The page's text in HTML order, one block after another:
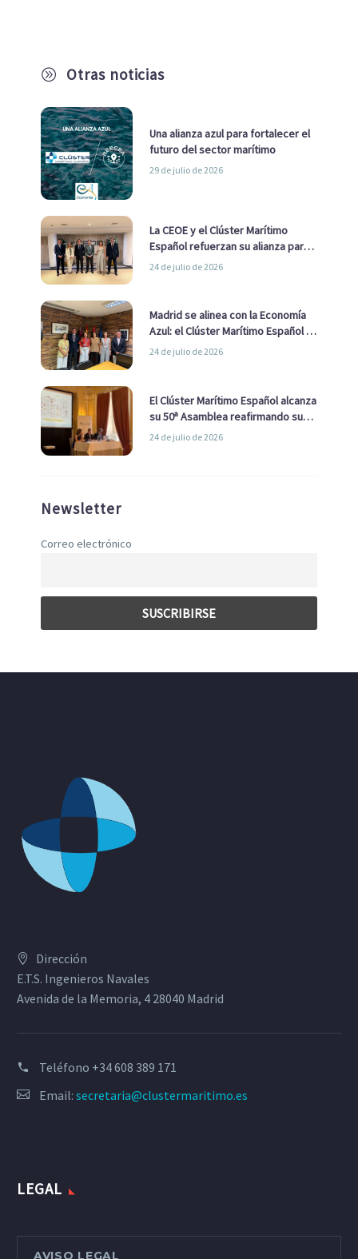
A Otras noticias
Una alianza azul para fortalecer el
futuro del sector marítimo
29 de julio de 2026
La CEOE y el Clúster Marítimo
Español refuerzan su alianza para
impulsar una estrategia Nacional
24 de julio de 2026
Madrid se alinea con la Economía
Azul: el Clúster Marítimo Español y
la Real Liga Naval avanzan alianzas
24 de julio de 2026
El Clúster Marítimo Español alcanza
su 50ª Asamblea reafirmando su
liderazgo en la Economía Azul
24 de julio de 2026
Newsletter
Correo electrónico
Dirección
E.T.S. Ingenieros Navales
Avenida de la Memoria, 4 28040 Madrid
Teléfono +34 608 389 171
Email: secretaria@clustermaritimo.es
LEGAL
AVISO LEGAL